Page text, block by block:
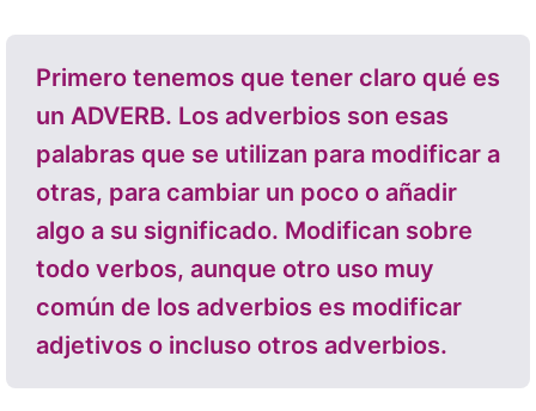
Primero tenemos que tener claro qué es
un ADVERB. Los adverbios son esas
palabras que se utilizan para modificar a
otras, para cambiar un poco o añadir
algo a su significado. Modifican sobre
todo verbos, aunque otro uso muy
común de los adverbios es modificar
adjetivos o incluso otros adverbios.